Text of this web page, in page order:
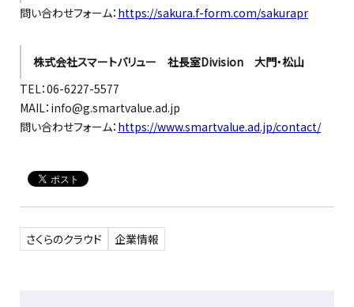
問い合わせフォーム： https://sakura.f-form.com/sakurapr
株式会社スマートバリュー 社長室Division 大門・松山
TEL：06-6227-5577
MAIL：info@g.smartvalue.ad.jp
問い合わせフォーム： https://www.smartvalue.ad.jp/contact/
さくらのクラウド 企業情報